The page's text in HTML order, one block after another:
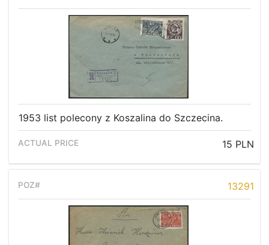
1953 list polecony z Koszalina do Szczecina.
15 PLN
13291